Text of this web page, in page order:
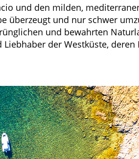
und den milden,
überzeugt und nur schwer
und bewahrten
der Westküste,